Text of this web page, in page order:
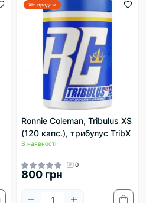
Хіт-продаж
Ronnie Coleman, Tribulus XS
(120 капс.), трибулус TribX
В наявності
0
800 грн